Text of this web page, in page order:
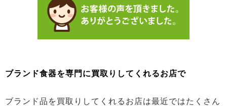
ブランド食器を専門に買取りしてくれるお店で
ブランド品を買取りしてくれるお店は最近ではたくさん